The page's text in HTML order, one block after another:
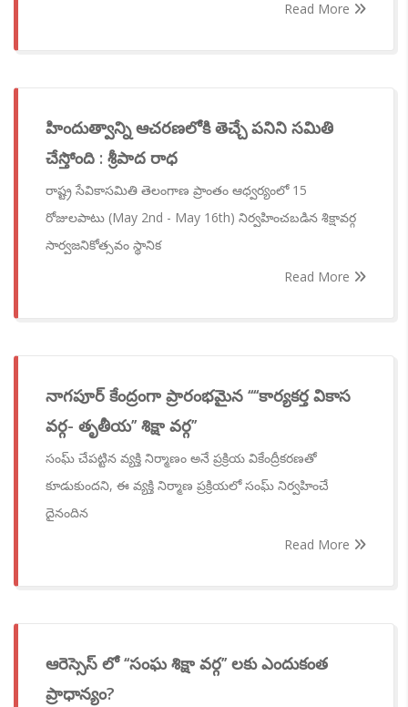
Read More
హిందుత్వాన్ని ఆచరణలోకి తెచ్చే పనిని సమితి
చేస్తోంది : శ్రీపాద రాధ
రాష్ట్ర సేవికాసమితి తెలంగాణ ప్రాంతం ఆధ్వర్యంలో 15
రోజులపాటు (May 2nd - May 16th) నిర్వహించబడిన శిక్షావర్గ
సార్వజనికోత్సవం స్థానిక
Read More
నాగపూర్ కేంద్రంగా ప్రారంభమైన ‘‘‘‘కార్యకర్త వికాస
వర్గ- తృతీయ’’ శిక్షా వర్గ’’
సంఘ్ చేపట్టిన వ్యక్తి నిర్మాణం అనే ప్రక్రియ వికేంద్రీకరణతో
కూడుకుందని, ఈ వ్యక్తి నిర్మాణ ప్రక్రియలో సంఘ్ నిర్వహించే
దైనందిన
Read More
ఆరెస్సెస్ లో ‘‘సంఘ శిక్షా వర్గ’’ లకు ఎందుకంత
ప్రాధాన్యం?